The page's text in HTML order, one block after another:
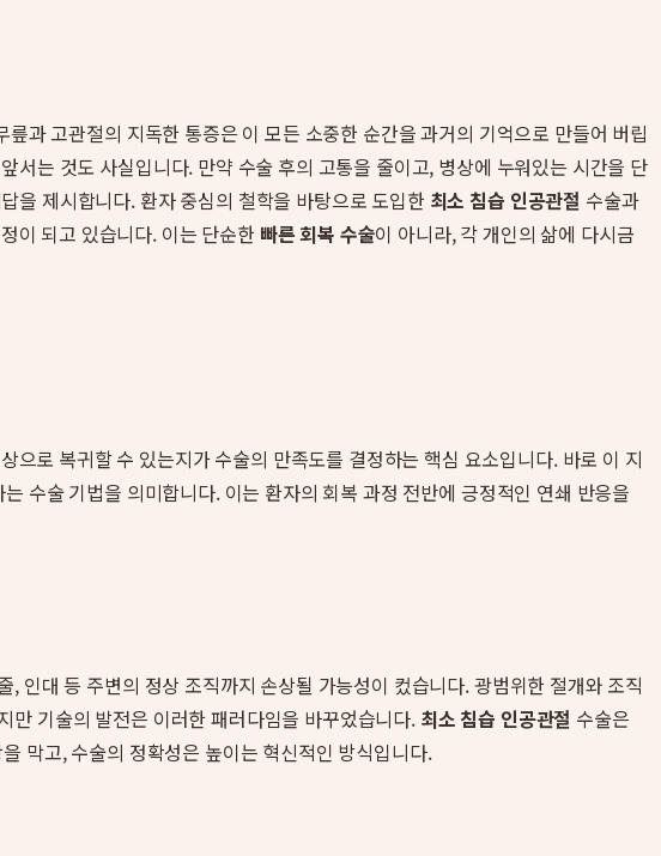
과 고관절의 지독한 통증은 이 모든 소중한 순간을 과거의 기억으로 만들어 버립
는 것도 사실입니다. 만약 수술 후의 고통을 줄이고, 병상에 누워있는 시간을 단
을 제시합니다. 환자 중심의 철학을 바탕으로 도입한 최소 침습 인공관절 수술과
이 되고 있습니다. 이는 단순한 빠른 회복 수술이 아니라, 각 개인의 삶에 다시금
로 복귀할 수 있는지가 수술의 만족도를 결정하는 핵심 요소입니다. 바로 이 지
수술 기법을 의미합니다. 이는 환자의 회복 과정 전반에 긍정적인 연쇄 반응을
인대 등 주변의 정상 조직까지 손상될 가능성이 컸습니다. 광범위한 절개와 조직
만 기술의 발전은 이러한 패러다임을 바꾸었습니다. 최소 침습 인공관절 수술은
막고, 수술의 정확성은 높이는 혁신적인 방식입니다.